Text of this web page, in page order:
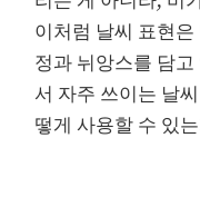
이처럼 날씨 표현
정과 뉘앙스를 담
서 자주 쓰이는 날
떻게 사용할 수 있